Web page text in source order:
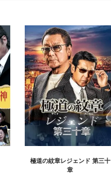
極道の紋章レジェンド 第三十
章